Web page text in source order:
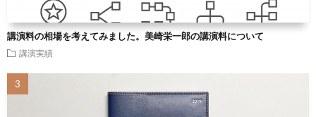
講演料の相場を考えてみました。美崎栄一郎の講演料について
講演実績